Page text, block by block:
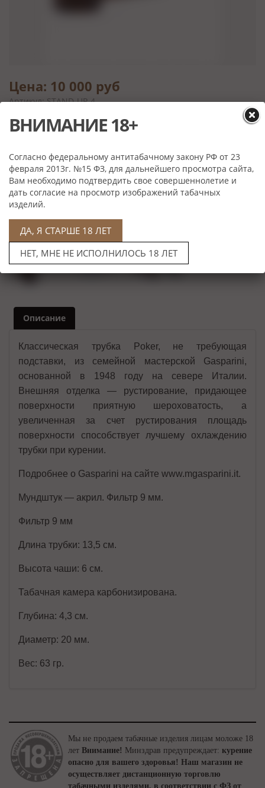
Цена: 10 000 руб
Артикул: STAND-UP-4
Характеристики
Материал: бриар, акрил
Производитель:
Описание
Классическая трубка Poker, не требующая
подставки, из семейной мастерской Gasparini,
основанной в 1948 году на севере Италии.
Внешняя отделка — рустирование, придающее
поверхности приятную шероховатость, а
увеличенная за счет рустирования площадь
поверхности способствует лучшему охлаждению
трубки при курении.
Подробнее о Gasparini на сайте www.mgasparini.it.
Мундштук — акрил. Фильтр 9 мм.
Фильтр 9 мм
Длина трубки: 13,5 см.
Высота чаши: 6 см.
Табачная камера карбонизирована.
Глубина: 4,3 см.
Диаметр: 20 мм.
Вес: 63 гр.
Мы не продаем табачные изделия лицам моложе 18
лет Внимание! Минздрав предупреждает: курение
опасно для вашего здоровья! Наш магазин не
осуществляет дистанционную торговлю
табачными изделями, в соответствии с ФЗ от
ВНИМАНИЕ 18+
Согласно федеральному антитабачному закону РФ от 23
февраля 2013г. №15 ФЗ, для дальнейшего просмотра сайта,
Вам необходимо подтвердить свое совершеннолетие и
дать согласие на просмотр изображений табачных
изделий.
ДА, Я СТАРШЕ 18 ЛЕТ
НЕТ, МНЕ НЕ ИСПОЛНИЛОСЬ 18 ЛЕТ